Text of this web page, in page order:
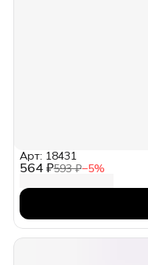
564 ₽593 ₽−5%
Арт: 18431